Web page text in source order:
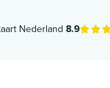
Nederland8.9